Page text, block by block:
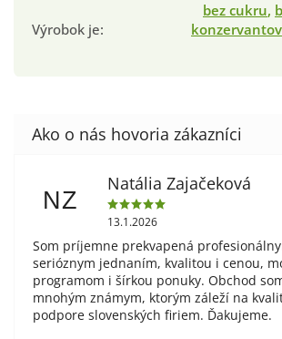
Výrobok je:
bez cukru,
konzervantov
NZ
Natália Zajačeková
13.1.2026
Som príjemne prekvapená
serióznym jednaním, kvalitou i cenou,
programom i šírkou ponuky. Obchod
mnohým známym, ktorým záleží na
podpore slovenských firiem. Ďakujeme.